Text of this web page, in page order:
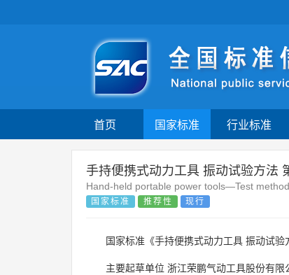
首页 国家标准 行业标准
手持便携式动力工具 振动试验方法
Hand-held portable power tools—Test
国家标准 推荐性 现行
国家标准《手持便携式动力工具 振动试
主要起草单位 浙江荣鹏气动工具股份有限